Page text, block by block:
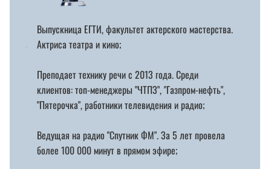
Выпускница ЕГТИ, факультет актерского мастерства.
Актриса театра и кино;
Преподает технику речи с 2013 года. Среди
клиентов: топ-менеджеры "ЧТПЗ", "Газпром-нефть",
"Пятерочка", работники телевидения и радио;
Ведущая на радио "Спутник ФМ". За 5 лет провела
более 100 000 минут в прямом эфире;